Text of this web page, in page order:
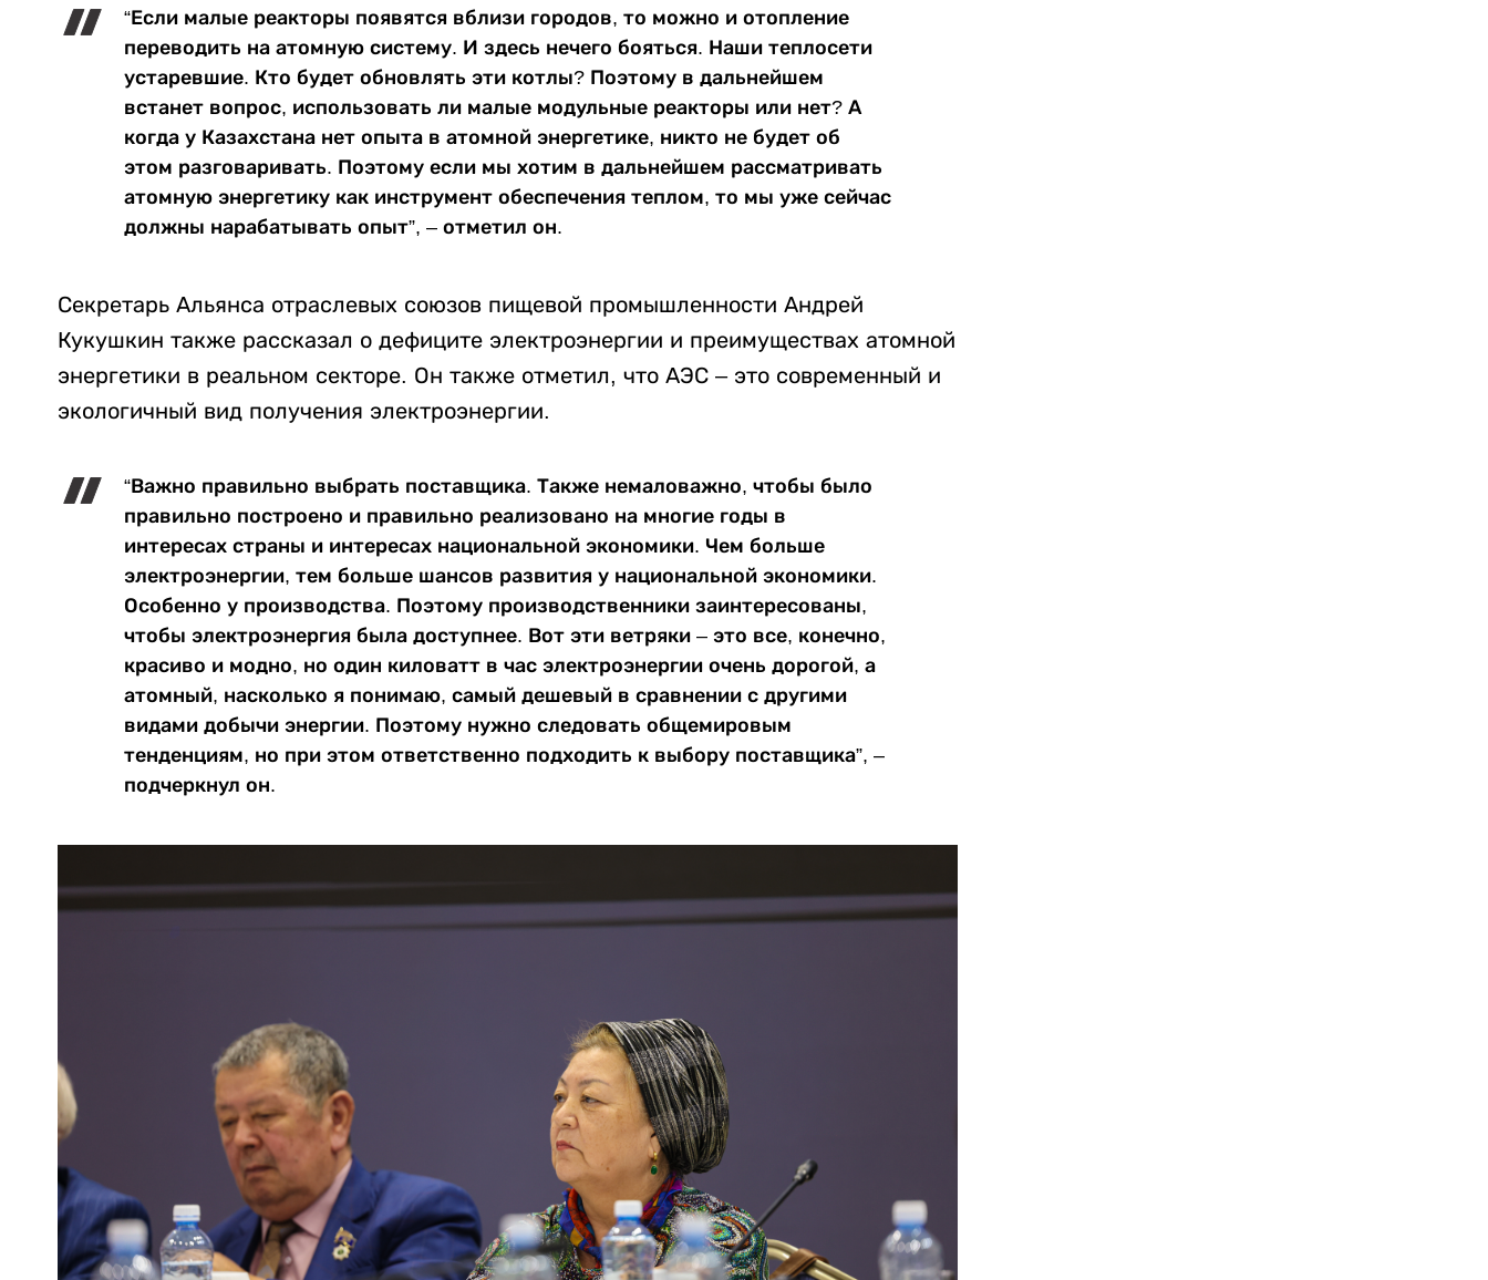
“Если малые реакторы появятся вблизи городов, то можно и отопление
переводить на атомную систему. И здесь нечего бояться. Наши теплосети
устаревшие. Кто будет обновлять эти котлы? Поэтому в дальнейшем
встанет вопрос, использовать ли малые модульные реакторы или нет? А
когда у Казахстана нет опыта в атомной энергетике, никто не будет об
этом разговаривать. Поэтому если мы хотим в дальнейшем рассматривать
атомную энергетику как инструмент обеспечения теплом, то мы уже сейчас
должны нарабатывать опыт”, – отметил он.
Секретарь Альянса отраслевых союзов пищевой промышленности Андрей
Кукушкин также рассказал о дефиците электроэнергии и преимуществах атомной
энергетики в реальном секторе. Он также отметил, что АЭС – это современный и
экологичный вид получения электроэнергии.
“Важно правильно выбрать поставщика. Также немаловажно, чтобы было
правильно построено и правильно реализовано на многие годы в
интересах страны и интересах национальной экономики. Чем больше
электроэнергии, тем больше шансов развития у национальной экономики.
Особенно у производства. Поэтому производственники заинтересованы,
чтобы электроэнергия была доступнее. Вот эти ветряки – это все, конечно,
красиво и модно, но один киловатт в час электроэнергии очень дорогой, а
атомный, насколько я понимаю, самый дешевый в сравнении с другими
видами добычи энергии. Поэтому нужно следовать общемировым
тенденциям, но при этом ответственно подходить к выбору поставщика”, –
подчеркнул он.